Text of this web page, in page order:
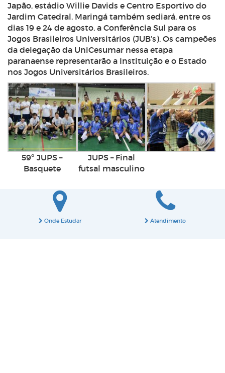
Japão, estádio Willie Davids e Centro Esportivo do
Jardim Catedral. Maringá também sediará, entre os
dias 19 e 24 de agosto, a Conferência Sul para os
Jogos Brasileiros Universitários (JUB’s). Os campeões
da delegação da UniCesumar nessa etapa
paranaense representarão a Instituição e o Estado
nos Jogos Universitários Brasileiros.
59º JUPS –
Basquete
JUPS – Final
futsal masculino
Onde Estudar Atendimento